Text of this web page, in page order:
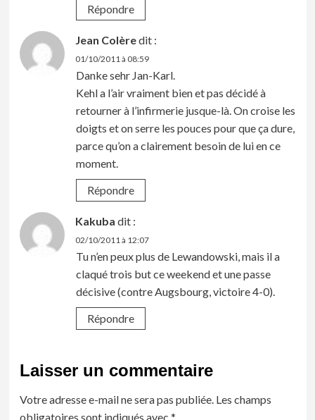
Répondre
Jean Colèredit :
01/10/2011 à 08:59
Danke sehr Jan-Karl.
Kehl a l’air vraiment bien et pas décidé à
retourner à l’infirmerie jusque-là. On croise les
doigts et on serre les pouces pour que ça dure,
parce qu’on a clairement besoin de lui en ce
moment.
Répondre
Kakuba dit :
02/10/2011 à 12:07
Tu n’en peux plus de Lewandowski, mais il a
claqué trois but ce weekend et une passe
décisive (contre Augsbourg, victoire 4-0).
Répondre
Laisser un commentaire
Votre adresse e-mail ne sera pas publiée. Les champs
obligatoires sont indiqués avec *